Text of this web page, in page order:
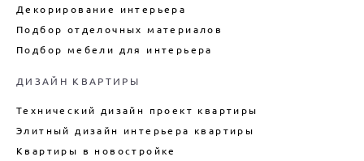
АПАРТАМЕНТОВ
ДИЗАЙН ИНТЕРЬЕРА ТАУНХАУСА
ДИЗАЙН КВАРТИРЫ В СТИЛЕ
ДИЗАЙН ДУПЛЕКСА
НОВОСТРОЙКЕ
Декорирование интерьера
Подбор отделочных материалов
Подбор мебели для интерьера
ДИЗАЙН КВАРТИРЫ
Технический дизайн проект квартиры
Элитный дизайн интерьера квартиры
Квартиры в новостройке